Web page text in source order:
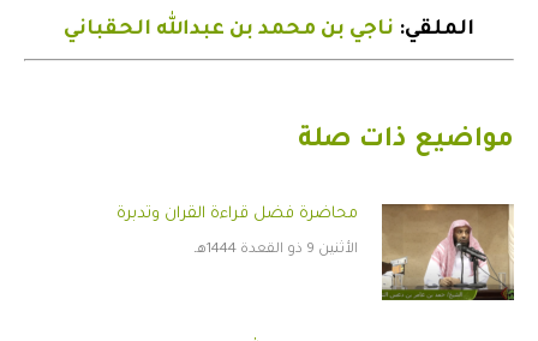
الملقي: ناجي بن محمد بن عبدالله الحقباني
مواضيع ذات صلة
محاضرة فضل قراءة القران وتدبرة
الأثنين 9 ذو القعدة 1444هـ